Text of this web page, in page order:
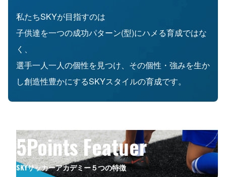
私たちSKYが目指すのは
子供達を一つの成功パターン(型)にハメる育成ではな
く、
選手一人一人の個性を見つけ、その個性・強みを生か
し創造性豊かにするSKYスタイルの育成です。
5Points Featuer
SKYサッカーアカデミー５つの特徴